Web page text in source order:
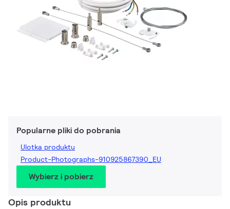
Popularne pliki do pobrania
Ulotka produktu
Product-Photographs-910925867390_EU
Wybierz i pobierz
Opis produktu